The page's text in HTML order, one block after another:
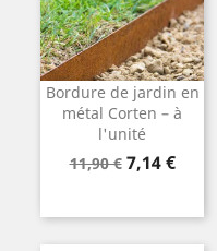
Bordure de jardin en
métal Corten – à
l'unité
Prix
11,90 € Prix
7,14 €